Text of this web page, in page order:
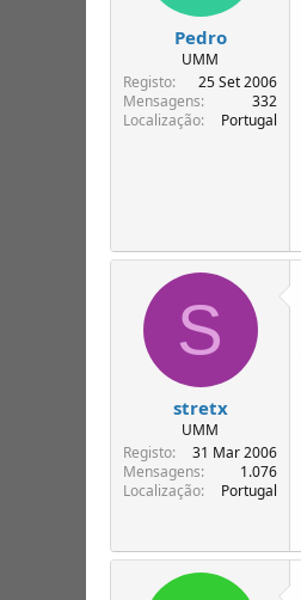
Pedro
UMM
Registo
25 Set 2006
Mensagens
332
Localização
Portugal
S
stretx
UMM
Registo
31 Mar 2006
Mensagens
1.076
Localização
Portugal